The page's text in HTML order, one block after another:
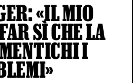
«IL MIO
SÌ CHE LA
I